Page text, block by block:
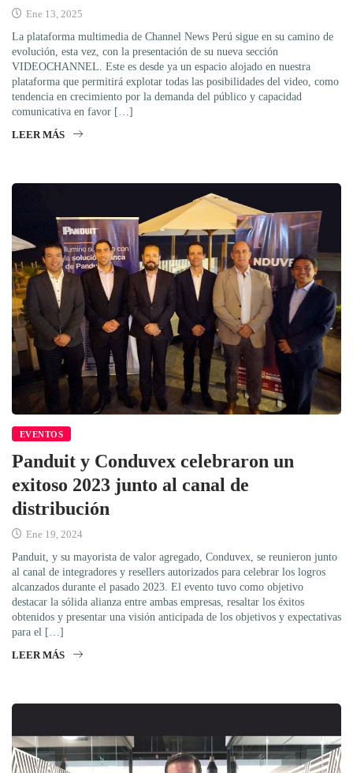
Ene 13, 2025
La plataforma multimedia de Channel News Perú sigue en su camino de
evolución, esta vez, con la presentación de su nueva sección
VIDEOCHANNEL. Este es desde ya un espacio alojado en nuestra
plataforma que permitirá explotar todas las posibilidades del video, como
tendencia en crecimiento por la demanda del público y capacidad
comunicativa en favor […]
LEER MÁS
EVENTOS
Panduit y Conduvex celebraron un
exitoso 2023 junto al canal de
distribución
Ene 19, 2024
Panduit, y su mayorista de valor agregado, Conduvex, se reunieron junto
al canal de integradores y resellers autorizados para celebrar los logros
alcanzados durante el pasado 2023. El evento tuvo como objetivo
destacar la sólida alianza entre ambas empresas, resaltar los éxitos
obtenidos y presentar una visión anticipada de los objetivos y expectativas
para el […]
LEER MÁS